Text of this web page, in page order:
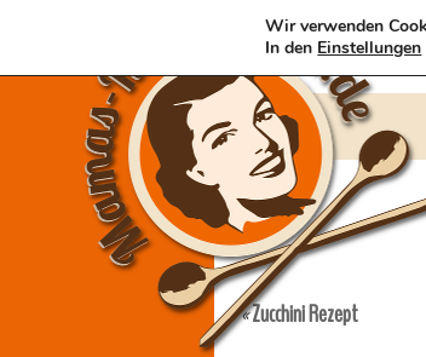
«Zucchini Rezept
Wir verwenden
In den Einstellungen